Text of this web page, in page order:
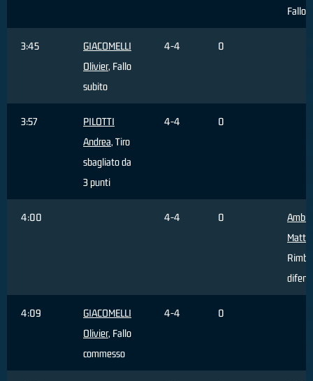
Fallo
3:45
GIACOMELLI
Olivier, Fallo
subito
4-4 0
3:57
PILOTTI
Andrea, Tiro
sbagliato da
3 punti
4-4 0
4:00 4-4 0
4:09
GIACOMELLI
Olivier, Fallo
commesso
4-4 0